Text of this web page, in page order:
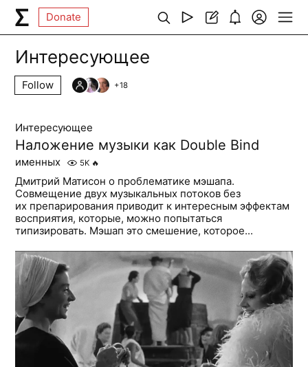
Donate
Интересующее
Follow +18
Интересующее
Наложение музыки как Double Bind
именных 5K 🔥
Дмитрий Матисон о проблематике мэшапа.
Совмещение двух музыкальных потоков без
их препарирования приводит к интересным эффектам
восприятия, которые, можно попытаться
типизировать. Мэшап это смешение, которое...